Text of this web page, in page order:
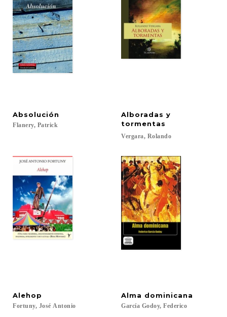
Absolución
Flanery, Patrick
Alboradas y
tormentas
Vergara, Rolando
Alehop
Fortuny, José Antonio
Alma dominicana
García Godoy, Federico